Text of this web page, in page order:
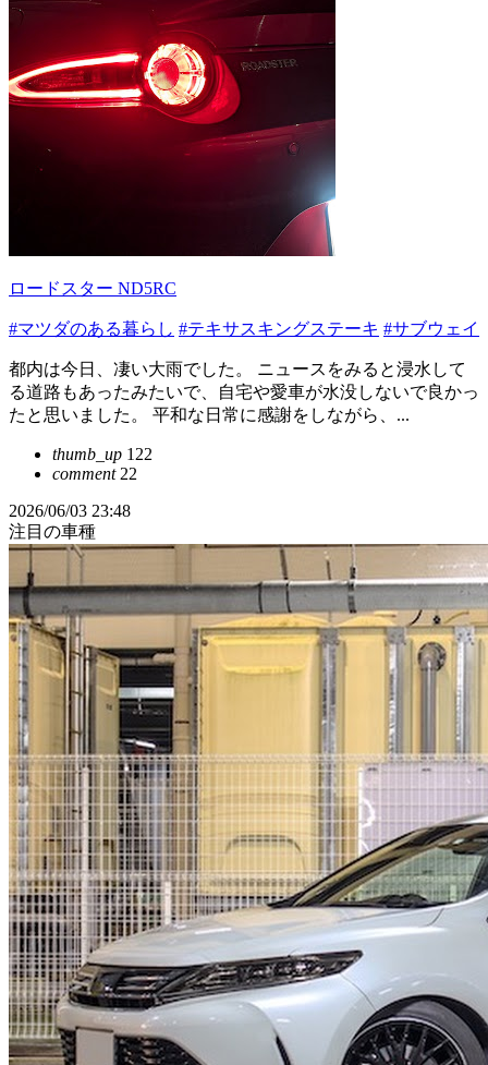
ロードスター ND5RC
#マツダのある暮らし #テキサスキングステーキ #サブウェイ
都内は今日、凄い大雨でした。 ニュースをみると浸水して
る道路もあったみたいで、自宅や愛車が水没しないで良かっ
たと思いました。 平和な日常に感謝をしながら、...
thumb_up 122
comment22
2026/06/03 23:48
注目の車種